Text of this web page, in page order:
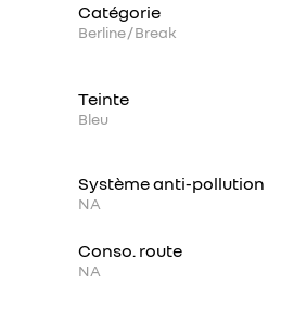
Catégorie
Berline / Break
Teinte
Bleu
Système anti-pollution
NA
Conso. route
NA